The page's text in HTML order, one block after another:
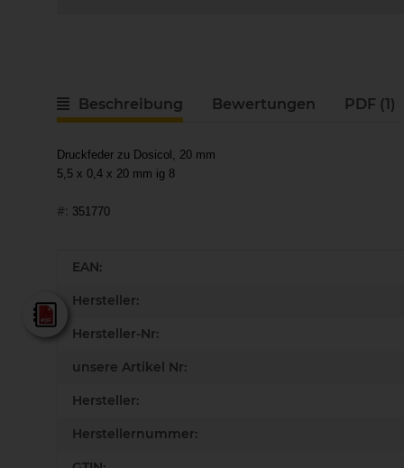
Beschreibung Bewertungen PDF (1)
Druckfeder zu Dosicol, 20 mm
5,5 x 0,4 x 20 mm ig 8
#: 351770
Produkteigenschaft
Wert
EAN:
Hersteller:
Hersteller-Nr:
unsere Artikel Nr:
Hersteller:
Herstellernummer: